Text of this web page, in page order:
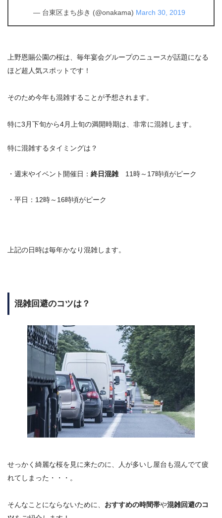
— 台東区まち歩き (@onakama) March 30, 2019
上野恩賜公園の桜は、 毎年宴会グループのニュースが話題になる
ほど超人気スポットです！
そのため今年も混雑することが予想されます。
特に3月下旬から4月上旬の満開時期は、非常に混雑します。
特に混雑するタイミングは？
・週末やイベント開催日： 終日混雑11時～17時頃がピーク
・平日：12時～16時頃がピーク
上記の日時は毎年かなり混雑します。
混雑回避のコツは？
せっかく綺麗な桜を見に来たのに、人が多いし屋台も混んでて疲
れてしまった・・・。
そんなことにならないために、 おすすめの時間帯や混雑回避のコ